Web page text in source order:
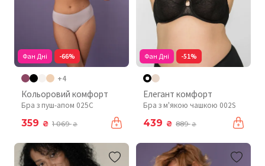
Фан Дні -66%
+4
Кольоровий комфорт
Бра з пуш-апом 025C
359 ₴ 1 069₴
Фан Дні -51%
Елегант комфорт
Бра з м'якою чашкою 002S
439 ₴ 889₴